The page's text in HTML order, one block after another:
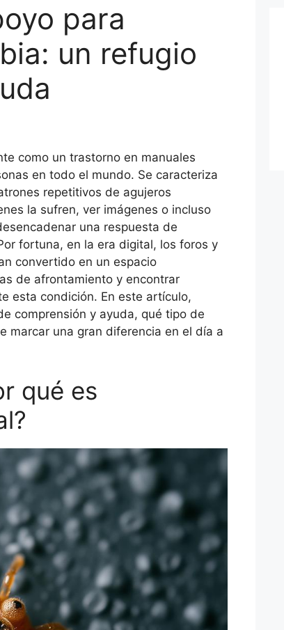
para
un refugio
como un trastorno en manuales
en todo el mundo. Se caracteriza
repetitivos de agujeros
la sufren, ver imágenes o incluso
una respuesta de
fortuna, en la era digital, los foros y
convertido en un espacio
de afrontamiento y encontrar
esta condición. En este artículo,
comprensión y ayuda, qué tipo de
marcar una gran diferencia en el día a
qué es